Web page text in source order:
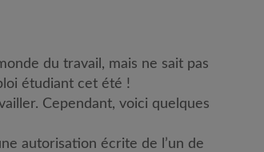
du travail, mais ne sait pas
étudiant cet été !
Cependant, voici quelques
autorisation écrite de l’un de